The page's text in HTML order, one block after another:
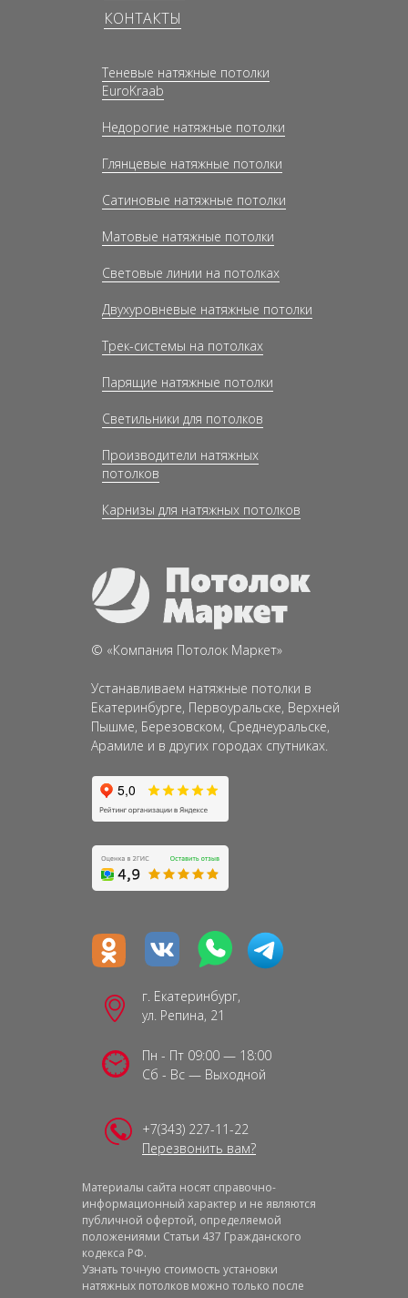
© «Компания Потолок Маркет»
Устанавливаем натяжные потолки в
Екатеринбурге, Первоуральске, Верхней
Пышме, Березовском, Среднеуральске,
Арамиле и в других городах спутниках.
Теневые натяжные потолки
EuroKraab
Недорогие натяжные потолки
Глянцевые натяжные потолки
Сатиновые натяжные потолки
Матовые натяжные потолки
Световые линии на потолках
Двухуровневые натяжные потолки
Трек-системы на потолках
Парящие натяжные потолки
Светильники для потолков
Производители натяжных
потолков
Карнизы для натяжных потолков
КОНТАКТЫ
г. Екатеринбург,
ул. Репина, 21
Пн - Пт 09:00 — 18:00
Сб - Вс — Выходной
+7(343) 227-11-22
Перезвонить вам?
Материалы сайта носят справочно-
информационный характер и не являются
публичной офертой, определяемой
положениями Статьи 437 Гражданского
кодекса РФ.
Узнать точную стоимость установки
натяжных потолков можно только после